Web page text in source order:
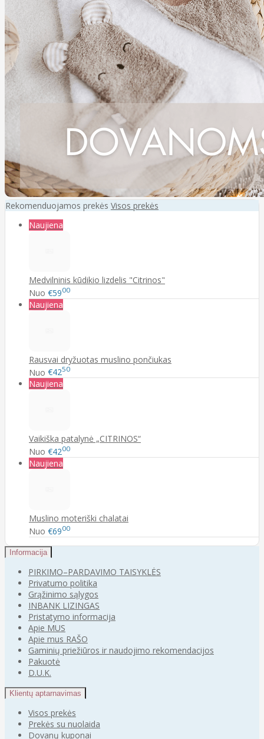
Rekomenduojamos prekės Visos prekės
Naujiena
Medvilninis kūdikio lizdelis "Citrinos"
Nuo €5900
Naujiena
Rausvai dryžuotas muslino pončiukas
Nuo €4250
Naujiena
Vaikiška patalynė „CITRINOS“
Nuo €4200
Naujiena
Muslino moteriški chalatai
Nuo €6900
Informacija
PIRKIMO–PARDAVIMO TAISYKLĖS
Privatumo politika
Grąžinimo sąlygos
INBANK LIZINGAS
Pristatymo informacija
Apie MUS
Apie mus RAŠO
Gaminių priežiūros ir naudojimo rekomendacijos
Pakuotė
D.U.K.
Klientų aptarnavimas
Visos prekės
Prekės su nuolaida
Dovanų kuponai